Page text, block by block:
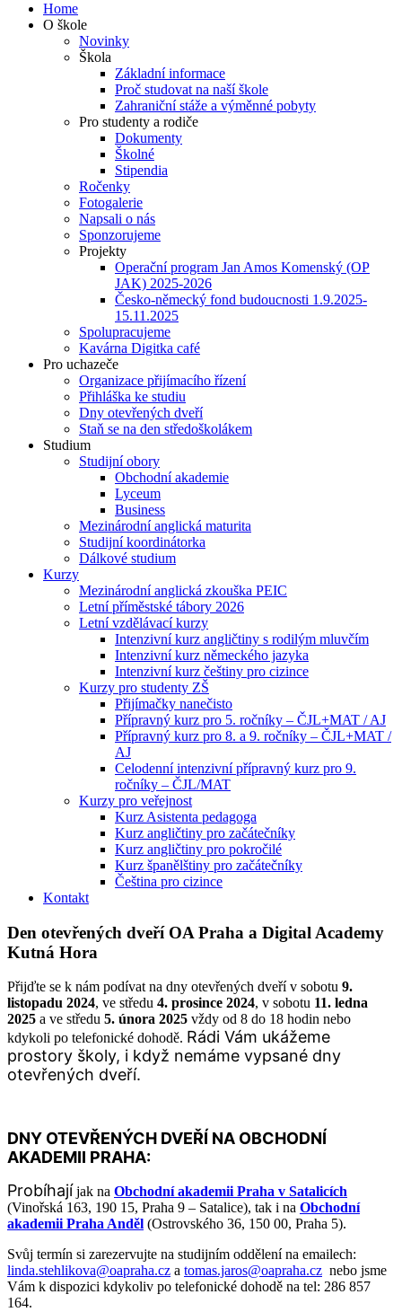
Home
O škole
Novinky
Škola
Základní informace
Proč studovat na naší škole
Zahraniční stáže a výměnné pobyty
Pro studenty a rodiče
Dokumenty
Školné
Stipendia
Ročenky
Fotogalerie
Napsali o nás
Sponzorujeme
Projekty
Operační program Jan Amos Komenský (OP
JAK) 2025-2026
Česko-německý fond budoucnosti 1.9.2025-
15.11.2025
Spolupracujeme
Kavárna Digitka café
Pro uchazeče
Organizace přijímacího řízení
Přihláška ke studiu
Dny otevřených dveří
Staň se na den středoškolákem
Studium
Studijní obory
Obchodní akademie
Lyceum
Business
Mezinárodní anglická maturita
Studijní koordinátorka
Dálkové studium
Kurzy
Mezinárodní anglická zkouška PEIC
Letní příměstské tábory 2026
Letní vzdělávací kurzy
Intenzivní kurz angličtiny s rodilým mluvčím
Intenzivní kurz německého jazyka
Intenzivní kurz češtiny pro cizince
Kurzy pro studenty ZŠ
Přijímačky nanečisto
Přípravný kurz pro 5. ročníky – ČJL+MAT / AJ
Přípravný kurz pro 8. a 9. ročníky – ČJL+MAT /
AJ
Celodenní intenzivní přípravný kurz pro 9.
ročníky – ČJL/MAT
Kurzy pro veřejnost
Kurz Asistenta pedagoga
Kurz angličtiny pro začátečníky
Kurz angličtiny pro pokročilé
Kurz španělštiny pro začátečníky
Čeština pro cizince
Kontakt
Den otevřených dveří OA Praha a Digital Academy
Kutná Hora
Přijďte se k nám podívat na dny otevřených dveří v sobotu 9.
listopadu 2024, ve středu 4. prosince 2024, v sobotu 11. ledna
2025 a ve středu 5. února 2025 vždy od 8 do 18 hodin nebo
kdykoli po telefonické dohodě. Rádi Vám ukážeme
prostory školy, i když nemáme vypsané dny
otevřených dveří.
DNY OTEVŘENÝCH DVEŘÍ NA OBCHODNÍ
AKADEMII PRAHA:
Probíhají jak na Obchodní akademii Praha v Satalicích
(Vinořská 163, 190 15, Praha 9 – Satalice), tak i na Obchodní
akademii Praha Anděl (Ostrovského 36, 150 00, Praha 5).
Svůj termín si zarezervujte na studijním oddělení na emailech:
linda.stehlikova@oapraha.cz a tomas.jaros@oapraha.cz nebo jsme
Vám k dispozici kdykoliv po telefonické dohodě na tel: 286 857
164.